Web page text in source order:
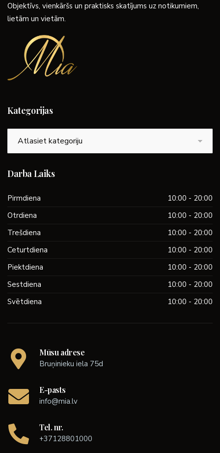
Objektīvs, vienkāršs un praktisks skatījums uz notikumiem,
lietām un vietām.
Kategorijas
Darba Laiks
Pirmdiena
10:00 - 20:00
Otrdiena
10:00 - 20:00
Trešdiena
10:00 - 20:00
Ceturtdiena
10:00 - 20:00
Piektdiena
10:00 - 20:00
Sestdiena
10:00 - 20:00
Svētdiena
10:00 - 20:00
Mūsu adrese
Bruņinieku iela 75d
E-pasts
info@mia.lv
Tel. nr.
+37128801000